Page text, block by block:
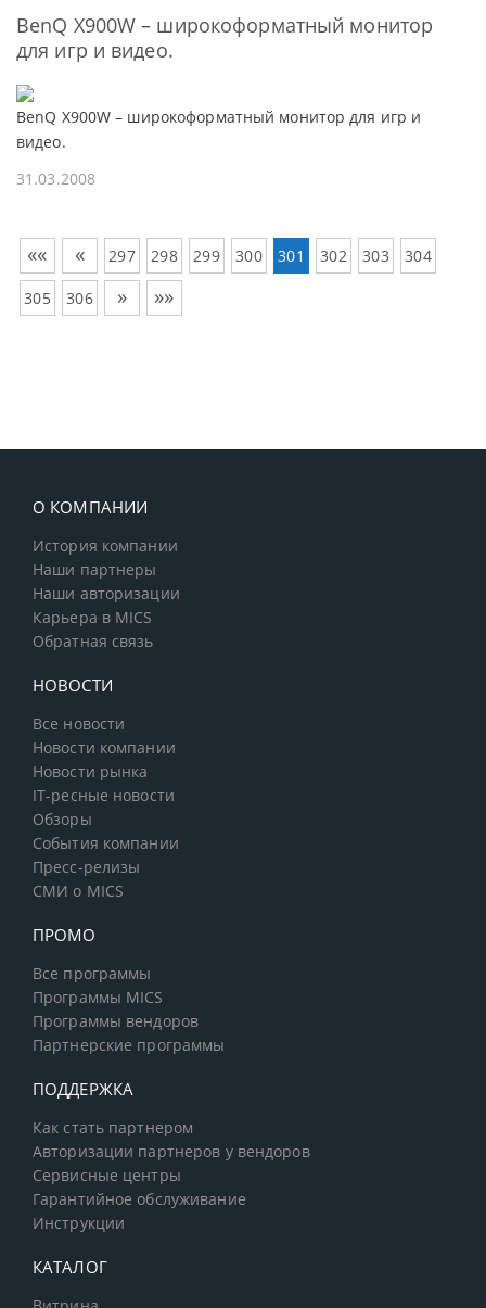
BenQ X900W – широкоформатный монитор
для игр и видео.
BenQ X900W – широкоформатный монитор для игр и
видео.
31.03.2008
«« « 297 298 299 300 301 302 303 304
305 306 » »»
О КОМПАНИИ
История компании
Наши партнеры
Наши авторизации
Карьера в MICS
Обратная связь
НОВОСТИ
Все новости
Новости компании
Новости рынка
IT-ресные новости
Обзоры
События компании
Пресс-релизы
СМИ о MICS
ПРОМО
Все программы
Программы MICS
Программы вендоров
Партнерские программы
ПОДДЕРЖКА
Как стать партнером
Авторизации партнеров у вендоров
Сервисные центры
Гарантийное обслуживание
Инструкции
КАТАЛОГ